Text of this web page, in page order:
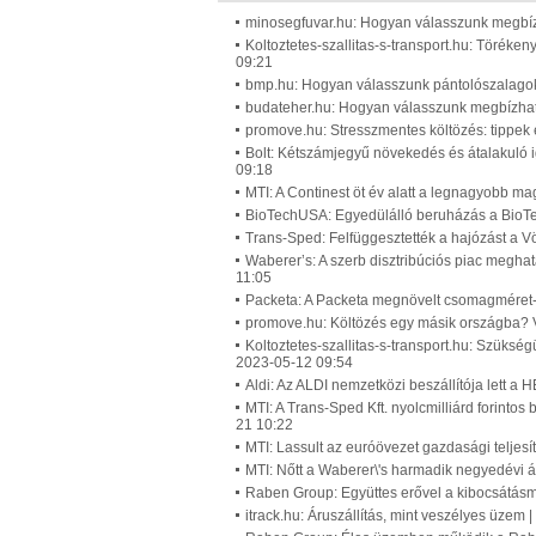
minosegfuvar.hu: Hogyan válasszunk
Koltoztetes-szallitas-s-transport.hu:
09:21
bmp.hu: Hogyan válasszunk
budateher.hu: Hogyan válasszunk
promove.hu: Stresszmentes költözés:
Bolt: Kétszámjegyű növekedés és
09:18
MTI: A Continest öt év alatt a legnagyobb
BioTechUSA: Egyedülálló beruházás a
Trans-Sped: Felfüggesztették a hajózást a
Waberer’s: A szerb disztribúciós piac
11:05
Packeta: A Packeta megnövelt
promove.hu: Költözés egy másik
Koltoztetes-szallitas-s-transport.hu:
2023-05-12 09:54
Aldi: Az ALDI nemzetközi beszállítója lett a
MTI: A Trans-Sped Kft. nyolcmilliárd
21 10:22
MTI: Lassult az euróövezet gazdasági
MTI: Nőtt a Waberer\'s harmadik negyedévi
Raben Group: Együttes erővel a
itrack.hu: Áruszállítás, mint veszélyes üzem